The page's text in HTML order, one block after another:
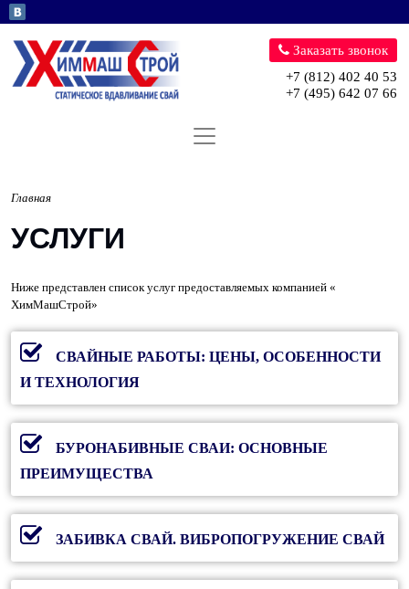
Заказать звонок
+7 (812) 402 40 53
+7 (495) 642 07 66
Главная
УСЛУГИ
Ниже представлен список услуг предоставляемых компанией «
ХимМашСтрой»
СВАЙНЫЕ РАБОТЫ: ЦЕНЫ, ОСОБЕННОСТИ
И ТЕХНОЛОГИЯ
БУРОНАБИВНЫЕ СВАИ: ОСНОВНЫЕ
ПРЕИМУЩЕСТВА
ЗАБИВКА СВАЙ. ВИБРОПОГРУЖЕНИЕ СВАЙ